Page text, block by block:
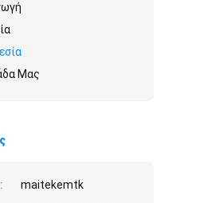
Μας
maitekemtk